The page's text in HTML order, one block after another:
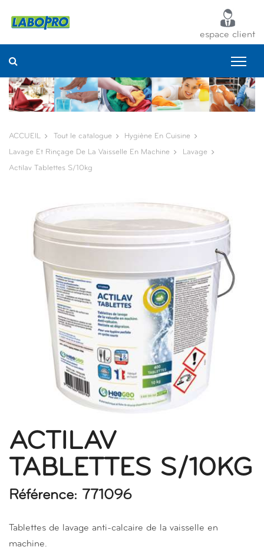
espace client
ACCUEIL Tout le catalogue Hygiène En Cuisine
Lavage Et Rinçage De La Vaisselle En Machine Lavage
Actilav Tablettes S/10kg
ACTILAV
TABLETTES S/10KG
Référence: 771096
Tablettes de lavage anti-calcaire de la vaisselle en
machine.